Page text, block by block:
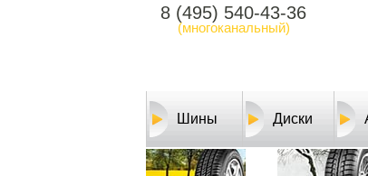
8 (495) 540-43-36
(многоканальный)
Шины Диски